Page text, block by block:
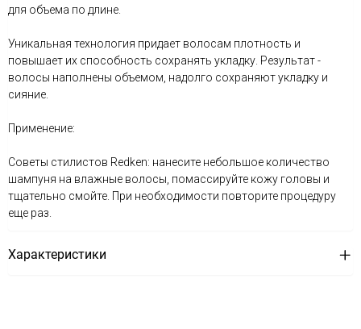
для объема по длине.
Уникальная технология придает волосам плотность и
повышает их способность сохранять укладку. Результат -
волосы наполнены объемом, надолго сохраняют укладку и
сияние.
Применение:
Советы стилистов Redken: нанесите небольшое количество
шампуня на влажные волосы, помассируйте кожу головы и
тщательно смойте. При необходимости повторите процедуру
еще раз.
Характеристики